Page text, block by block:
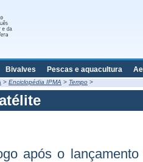
Bivalves Pescas e aquacultura
> Enciclopédia IPMA > Tempo >
após o